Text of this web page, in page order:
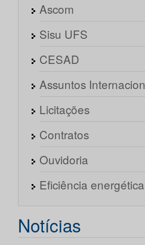
Ascom
Sisu UFS
CESAD
Assuntos
Licitações
Contratos
Ouvidoria
Eficiência energética
Notícias